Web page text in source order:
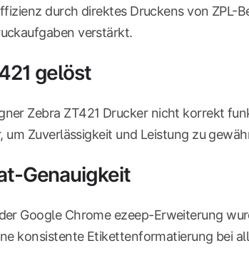
durch direktes Druckens von ZPL-
verstärkt.
gelöst
Zebra ZT421 Drucker nicht korrekt
Zuverlässigkeit und Leistung zu
Genauigkeit
Google Chrome ezeep-Erweiterung
konsistente Etikettenformatierung bei